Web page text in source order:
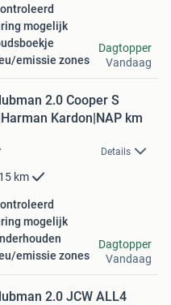
mogelijk
emissie zones
Dagtopper
Vandaag
2.0 Cooper S
Kardon|NAP km
Details
km
mogelijk
emissie zones
Dagtopper
Vandaag
2.0 JCW ALL4